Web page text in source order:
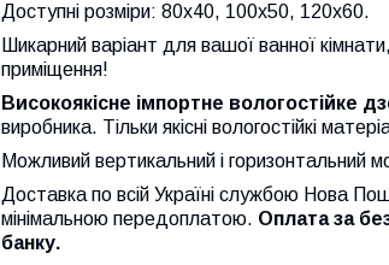
Доступні розміри: 80х40, 100х50, 120х60.
Шикарний варіант для вашої ванної
приміщення!
Високоякісне імпортне вологостійке
виробника. Тільки якісні вологостійкі
Можливий вертикальний і горизонтальний
Доставка по всій Україні службою Нова
мінімальною передоплатою. Оплата за
банку.